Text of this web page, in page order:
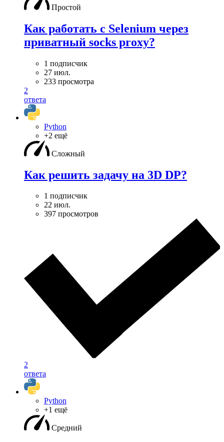
Простой
Как работать с Selenium через
приватный socks proxy?
1 подписчик
27 июл.
233 просмотра
2
ответа
Python
+2 ещё
Сложный
Как решить задачу на 3D DP?
1 подписчик
22 июл.
397 просмотров
2
ответа
Python
+1 ещё
Средний